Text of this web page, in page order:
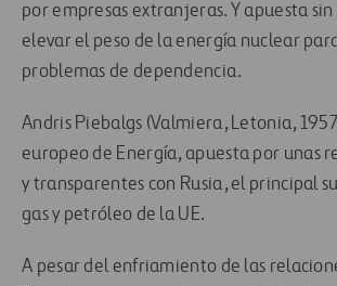
por empresas extranjeras. Y apuesta
elevar el peso de la energía nuclear
problemas de dependencia.
Andris Piebalgs (Valmiera, Letonia,
europeo de Energía, apuesta por unas
y transparentes con Rusia, el principal
gas y petróleo de la UE.
A pesar del enfriamiento de las